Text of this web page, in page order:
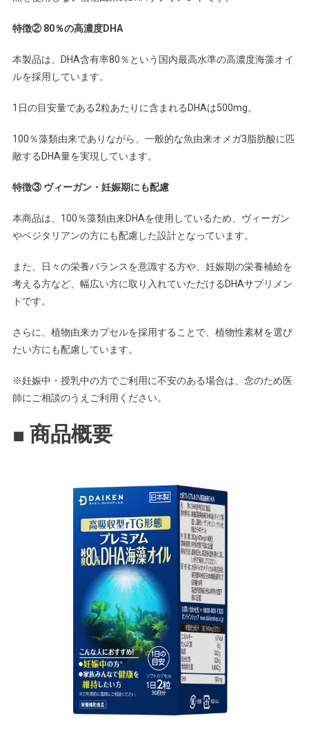
特徴② 80％の高濃度DHA
本製品は、DHA含有率80％という国内最高水準の高濃度海藻オイ
ルを採用しています。
1日の目安量である2粒あたりに含まれるDHAは500mg。
100％藻類由来でありながら、一般的な魚由来オメガ3脂肪酸に匹
敵するDHA量を実現しています。
特徴③ ヴィーガン・妊娠期にも配慮
本商品は、100％藻類由来DHAを使用しているため、ヴィーガン
やベジタリアンの方にも配慮した設計となっています。
また、日々の栄養バランスを意識する方や、妊娠期の栄養補給を
考える方など、幅広い方に取り入れていただけるDHAサプリメン
トです。
さらに、植物由来カプセルを採用することで、植物性素材を選び
たい方にも配慮しています。
※妊娠中・授乳中の方でご利用に不安のある場合は、念のため医
師にご相談のうえご利用ください。
■ 商品概要